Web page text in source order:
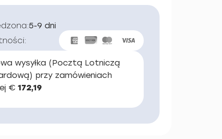
5-9 dni
wysyłka (Pocztą Lotniczą
przy zamówieniach
€ 172,19